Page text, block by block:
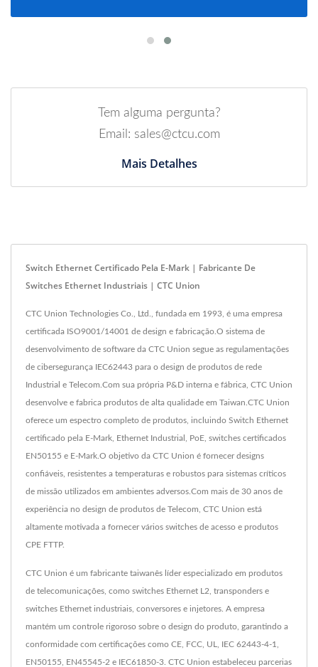
Tem alguma pergunta?
Email: sales@ctcu.com
Mais Detalhes
Switch Ethernet Certificado Pela E-Mark | Fabricante De
Switches Ethernet Industriais | CTC Union
CTC Union Technologies Co., Ltd., fundada em 1993, é uma empresa
certificada ISO9001/14001 de design e fabricação.O sistema de
desenvolvimento de software da CTC Union segue as regulamentações
de cibersegurança IEC62443 para o design de produtos de rede
Industrial e Telecom.Com sua própria P&D interna e fábrica, CTC Union
desenvolve e fabrica produtos de alta qualidade em Taiwan.CTC Union
oferece um espectro completo de produtos, incluindo Switch Ethernet
certificado pela E-Mark, Ethernet Industrial, PoE, switches certificados
EN50155 e E-Mark.O objetivo da CTC Union é fornecer designs
confiáveis, resistentes a temperaturas e robustos para sistemas críticos
de missão utilizados em ambientes adversos.Com mais de 30 anos de
experiência no design de produtos de Telecom, CTC Union está
altamente motivada a fornecer vários switches de acesso e produtos
CPE FTTP.
CTC Union é um fabricante taiwanês líder especializado em produtos
de telecomunicações, como switches Ethernet L2, transponders e
switches Ethernet industriais, conversores e injetores. A empresa
mantém um controle rigoroso sobre o design do produto, garantindo a
conformidade com certificações como CE, FCC, UL, IEC 62443-4-1,
EN50155, EN45545-2 e IEC61850-3. CTC Union estabeleceu parcerias